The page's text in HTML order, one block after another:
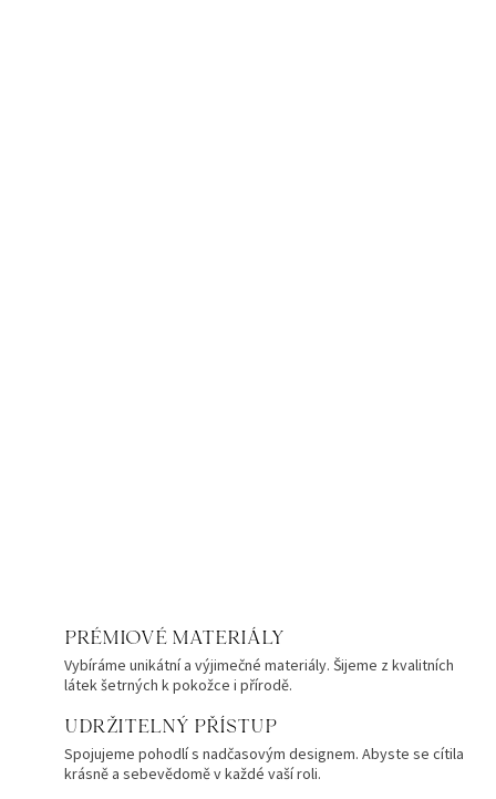
PRÉMIOVÉ MATERIÁLY
Vybíráme unikátní a výjimečné materiály. Šijeme z kvalitních
látek šetrných k pokožce i přírodě.
UDRŽITELNÝ PŘÍSTUP
Spojujeme pohodlí s nadčasovým designem. Abyste se cítila
krásně a sebevědomě v každé vaší roli.